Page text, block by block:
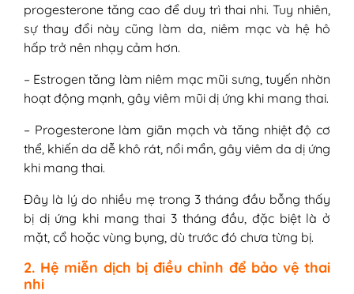
progesterone tăng cao để duy trì thai nhi. Tuy nhiên,
sự thay đổi này cũng làm da, niêm mạc và hệ hô
hấp trở nên nhạy cảm hơn.
– Estrogen tăng làm niêm mạc mũi sưng, tuyến nhờn
hoạt động mạnh, gây viêm mũi dị ứng khi mang thai.
– Progesterone làm giãn mạch và tăng nhiệt độ cơ
thể, khiến da dễ khô rát, nổi mẩn, gây viêm da dị ứng
khi mang thai.
Đây là lý do nhiều mẹ trong 3 tháng đầu bỗng thấy
bị dị ứng khi mang thai 3 tháng đầu, đặc biệt là ở
mặt, cổ hoặc vùng bụng, dù trước đó chưa từng bị.
2. Hệ miễn dịch bị điều chỉnh để bảo vệ thai
nhi